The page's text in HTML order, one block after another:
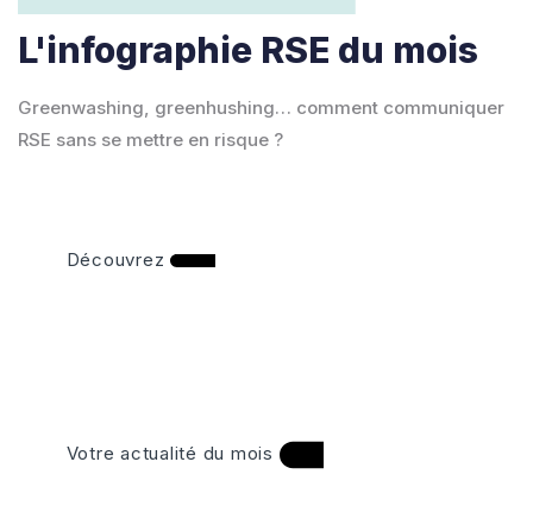
L'infographie RSE du mois
Greenwashing, greenhushing… comment communiquer
RSE sans se mettre en risque ?
Découvrez
Votre actualité du mois